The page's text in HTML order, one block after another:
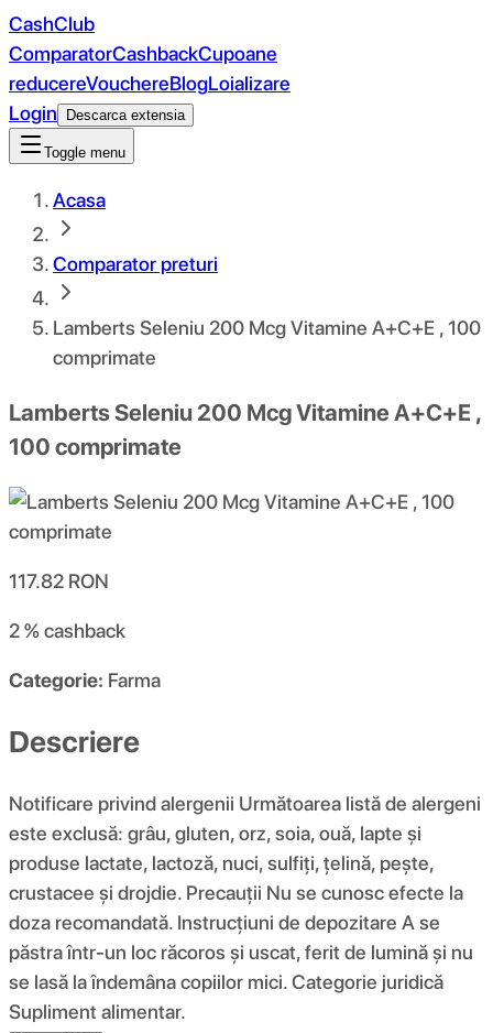
CashClub
ComparatorCashbackCupoane
reducereVouchereBlogLoializare
Login
Descarca extensia
Toggle menu
Acasa
Comparator preturi
Lamberts Seleniu 200 Mcg Vitamine A+C+E , 100
comprimate
Lamberts Seleniu 200 Mcg Vitamine A+C+E ,
100 comprimate
117.82 RON
2 %cashback
Categorie: Farma
Descriere
Notificare privind alergenii Următoarea listă de alergeni
este exclusă: grâu, gluten, orz, soia, ouă, lapte și
produse lactate, lactoză, nuci, sulfiți, țelină, pește,
crustacee și drojdie. Precauții Nu se cunosc efecte la
doza recomandată. Instrucțiuni de depozitare A se
păstra într-un loc răcoros și uscat, ferit de lumină și nu
se lasă la îndemâna copiilor mici. Categorie juridică
Supliment alimentar.